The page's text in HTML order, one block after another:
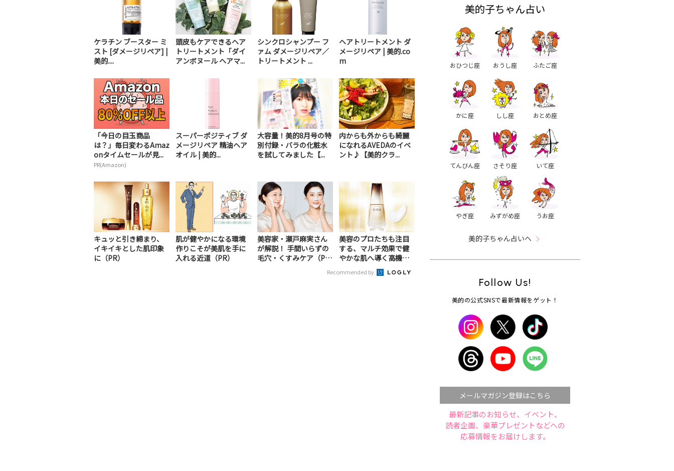
ケラチン ブースター ミ
スト [ダメージリペア] |
美的....
頭皮もケアできるヘア
トリートメント「ダイ
アンボヌール ヘアマ...
シンクロシャンプー フ
ァム ダメージリペア／
トリートメント ...
ヘアトリートメント ダ
メージリペア | 美的.co
m
「今日の目玉商品
は？」毎日変わるAmaz
onタイムセールが見...
PR(Amazon)
スーパーポジティブ ダ
メージリペア 精油ヘア
オイル | 美的...
大容量！美的8月号の特
別付録・バラの化粧水
を試してみました【...
内からも外からも綺麗
になれるAVEDAのイベ
ント♪【美的クラ...
キュッと引き締まり、
イキイキとした肌印象
に（PR）
肌が健やかになる環境
作りこそが美肌を手に
入れる近道（PR）
美容家・瀬戸麻実さん
が解説！ 手間いらずの
毛穴・くすみケア（P
美容のプロたちも注目
する、マルチ効果で健
やかな肌へ導く高機能
美容液（PR）
Recommended by
美的子ちゃん占い
おひつじ座 おうし座 ふたご座
かに座 しし座 おとめ座
てんびん座 さそり座 いて座
やぎ座 みずがめ座 うお座
美的子ちゃん占いへ
Follow Us!
美的の公式SNSで最新情報をゲット！
メールマガジン登録はこちら
最新記事のお知らせ、イベント、
読者企画、豪華プレゼントなどへの
応募情報をお届けします。